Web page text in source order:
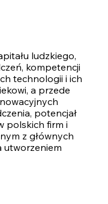
ludzkiego,
kompetencji
technologii i ich
a przede
potencjał
polskich firm i
z głównych
utworzeniem